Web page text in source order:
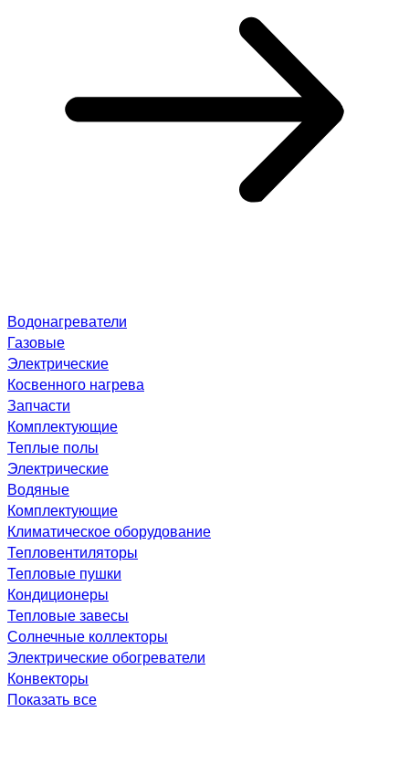
Водонагреватели
Газовые
Электрические
Косвенного нагрева
Запчасти
Комплектующие
Теплые полы
Электрические
Водяные
Комплектующие
Климатическое оборудование
Тепловентиляторы
Тепловые пушки
Кондиционеры
Тепловые завесы
Солнечные коллекторы
Электрические обогреватели
Конвекторы
Показать все